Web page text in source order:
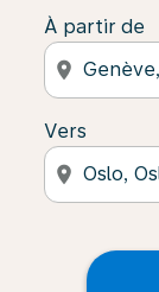
À partir de
location_on
Vers
location_on